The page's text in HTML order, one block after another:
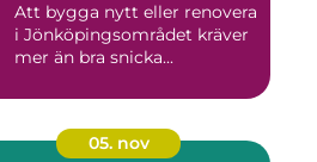
Att bygga nytt eller renovera
i Jönköpingsområdet kräver
mer än bra snicka...
05. nov